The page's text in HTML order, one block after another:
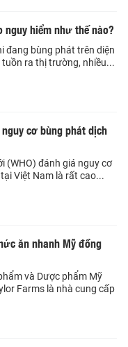
hiểm như thế nào?
đang bùng phát trên diện
ra thị trường, nhiều...
cơ bùng phát dịch
(WHO) đánh giá nguy cơ
Việt Nam là rất cao...
ăn nhanh Mỹ đồng
và Dược phẩm Mỹ
Farms là nhà cung cấp